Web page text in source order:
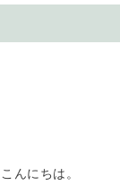
こんにちは。